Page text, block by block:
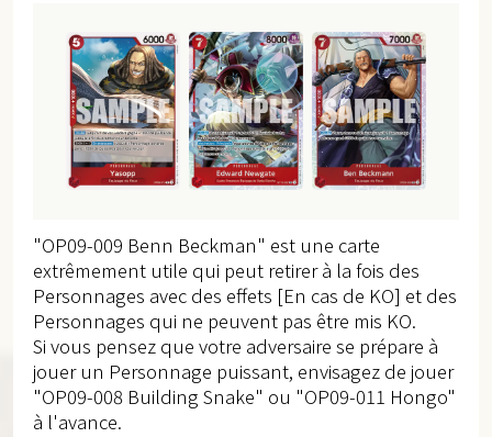
"OP09-009 Benn Beckman" est une carte
extrêmement utile qui peut retirer à la fois des
Personnages avec des effets [En cas de KO] et des
Personnages qui ne peuvent pas être mis KO.
Si vous pensez que votre adversaire se prépare à
jouer un Personnage puissant, envisagez de jouer
"OP09-008 Building Snake" ou "OP09-011 Hongo"
à l'avance.